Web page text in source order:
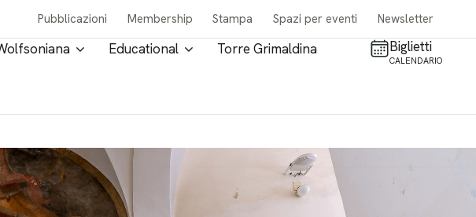
Pubblicazioni Membership Stampa Spazi per eventi Newsletter
Educational Torre Grimaldina Biglietti
CALENDARIO